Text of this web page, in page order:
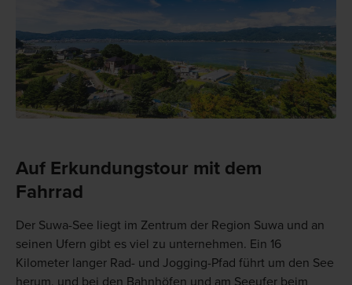
Auf Erkundungstour mit dem
Fahrrad
Der Suwa-See liegt im Zentrum der Region Suwa und an
seinen Ufern gibt es viel zu unternehmen. Ein 16
Kilometer langer Rad- und Jogging-Pfad führt um den See